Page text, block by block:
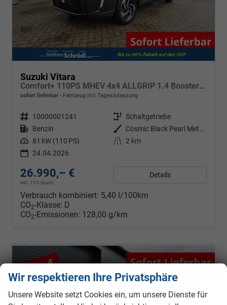
Suzuki Vitara
Comfort+ 110PS MHEV 4x4 ALLGRIP 1.4 Boosterjet Allrad Teilleder mit Alcantara Navi Klimaautomatik Sitzheizung ACC PDC v+h Rückf.Kamera Suzuki-Radio Apple CarPlay Android Auto Touchscreen 2xKeyless 17-LM
sofort lieferbar Fahrzeug mit Tageszulassung
Fahrzeugnr. 10000001241 Getriebe Schaltgetriebe
Kraftstoff Benzin Außenfarbe
Cosmic Black Pearl Metallic
Leistung 81 kW (110 PS) Kilometerstand
2 km
24.04.2026
26.990,– €
inkl. 19% MwSt.
Details
Verbrauch kombiniert: 5,40 l/100km
CO2-Klasse: D
CO2-Emissionen: 128,00 g/km
Wir respektieren Ihre Privatsphäre
Unsere Website setzt Cookies ein, um unsere Dienste für